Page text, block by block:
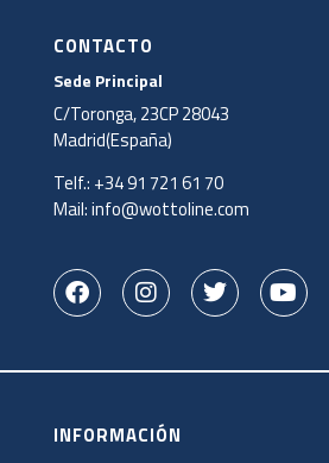
CONTACTO
Sede Principal
C/Toronga, 23CP 28043
Madrid(España)
Telf.: +34 91 721 61 70
Mail:info@wottoline.com
INFORMACIÓN